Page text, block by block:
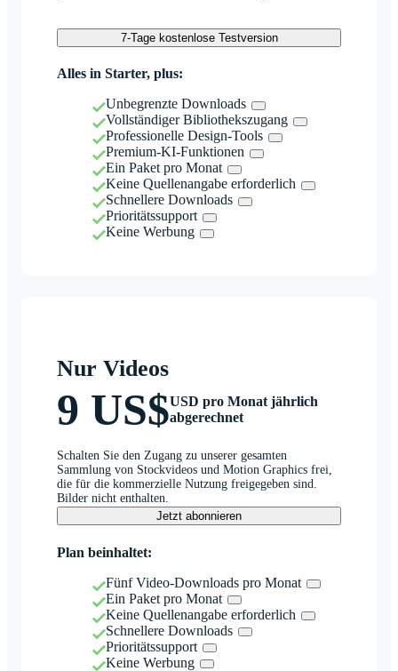
7-Tage kostenlose Testversion
Alles in Starter, plus:
Unbegrenzte Downloads
Vollständiger Bibliothekszugang
Professionelle Design-Tools
Premium-KI-Funktionen
Ein Paket pro Monat
Keine Quellenangabe erforderlich
Schnellere Downloads
Prioritätssupport
Keine Werbung
Nur Videos
9 US$USD pro Monat jährlich
abgerechnet
Schalten Sie den Zugang zu unserer gesamten
Sammlung von Stockvideos und Motion Graphics frei,
die für die kommerzielle Nutzung freigegeben sind.
Bilder nicht enthalten.
Jetzt abonnieren
Plan beinhaltet:
Fünf Video-Downloads pro Monat
Ein Paket pro Monat
Keine Quellenangabe erforderlich
Schnellere Downloads
Prioritätssupport
Keine Werbung